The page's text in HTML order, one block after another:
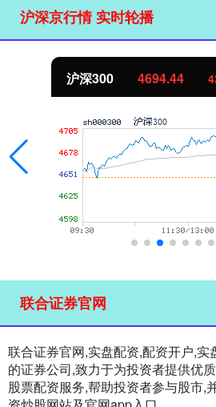
沪深京行情 实时轮播
沪深300 4694.44
联合证券官网
联合证券官网,实盘配资,配资开户,实
的证券公司,致力于为投资者提供优
股票配资服务,帮助投资者参与股市,